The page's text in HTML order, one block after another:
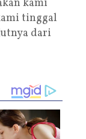
kami
tinggal
dari